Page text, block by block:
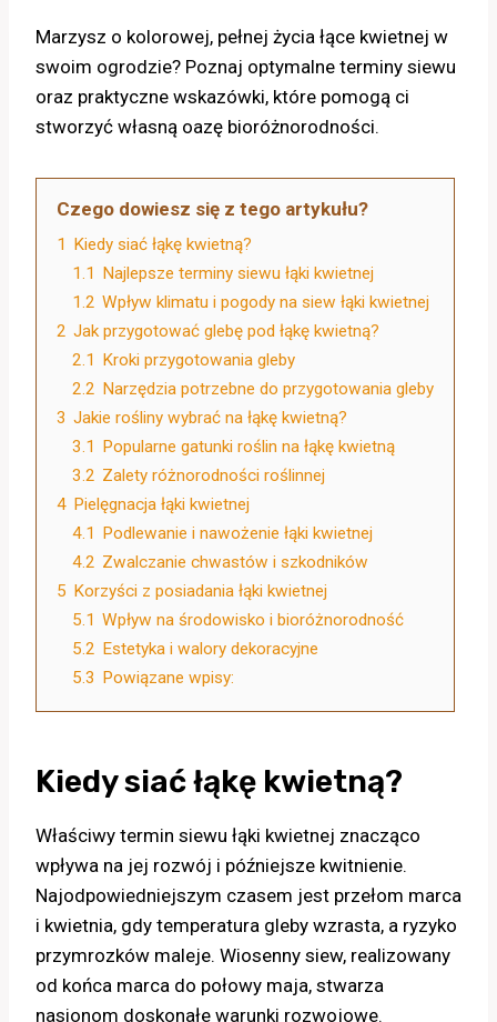
Marzysz o kolorowej, pełnej życia łące kwietnej w
swoim ogrodzie? Poznaj optymalne terminy siewu
oraz praktyczne wskazówki, które pomogą ci
stworzyć własną oazę bioróżnorodności.
Czego dowiesz się z tego artykułu?
1 Kiedy siać łąkę kwietną?
1.1 Najlepsze terminy siewu łąki kwietnej
1.2 Wpływ klimatu i pogody na siew łąki kwietnej
2 Jak przygotować glebę pod łąkę kwietną?
2.1 Kroki przygotowania gleby
2.2 Narzędzia potrzebne do przygotowania gleby
3 Jakie rośliny wybrać na łąkę kwietną?
3.1 Popularne gatunki roślin na łąkę kwietną
3.2 Zalety różnorodności roślinnej
4 Pielęgnacja łąki kwietnej
4.1 Podlewanie i nawożenie łąki kwietnej
4.2 Zwalczanie chwastów i szkodników
5 Korzyści z posiadania łąki kwietnej
5.1 Wpływ na środowisko i bioróżnorodność
5.2 Estetyka i walory dekoracyjne
5.3 Powiązane wpisy:
Kiedy siać łąkę kwietną?
Właściwy termin siewu łąki kwietnej znacząco
wpływa na jej rozwój i późniejsze kwitnienie.
Najodpowiedniejszym czasem jest przełom marca
i kwietnia, gdy temperatura gleby wzrasta, a ryzyko
przymrozków maleje. Wiosenny siew, realizowany
od końca marca do połowy maja, stwarza
nasionom doskonałe warunki rozwojowe.